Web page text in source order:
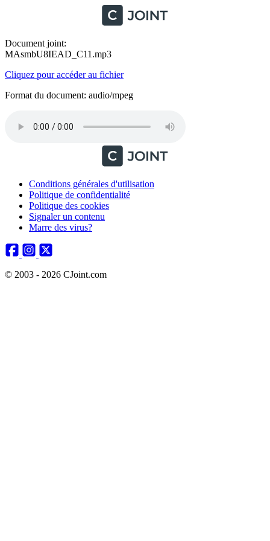
Document joint:
MAsmbU8IEAD_C11.mp3
Cliquez pour accéder au fichier
Format du document: audio/mpeg
Conditions générales d'utilisation
Politique de confidentialité
Politique des cookies
Signaler un contenu
Marre des virus?
© 2003 - 2026 CJoint.com